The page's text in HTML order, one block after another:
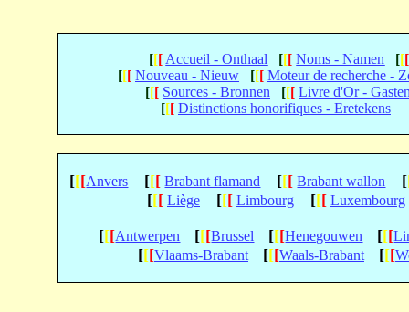
[[[ Accueil - Onthaal [[[ Noms - Namen [[[
[[[ Nouveau - Nieuw [[[ Moteur de recherche -
[[[ Sources - Bronnen [[[ Livre d'Or -
[[[ Distinctions honorifiques - Eretekens
[[[Anvers [[[ Brabant flamand [[[ Brabant wallon [
[[[ Liège [[[ Limbourg [[[ Luxembourg
[[[Antwerpen [[[Brussel [[[Henegouwen [[[
[[[Vlaams-Brabant [[[Waals-Brabant [[[